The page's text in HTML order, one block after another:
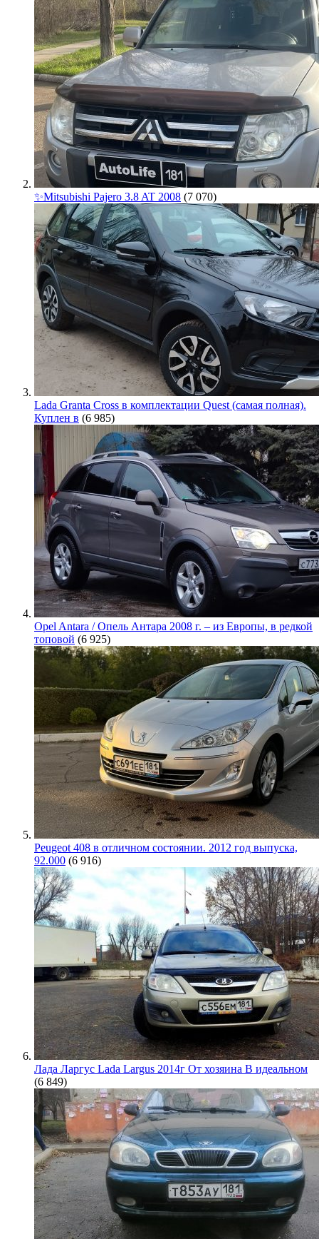
✨Mitsubishi Pajero 3.8 AT 2008 (7 070)
Lada Granta Cross в комплектации Quest (самая полная).
Куплен в (6 985)
Opel Antara / Опель Антара 2008 г. – из Европы, в редкой
топовой (6 925)
Peugeot 408 в отличном состоянии. 2012 год выпуска,
92.000 (6 916)
Лада Ларгус Lada Largus 2014г От хозяина В идеальном
(6 849)